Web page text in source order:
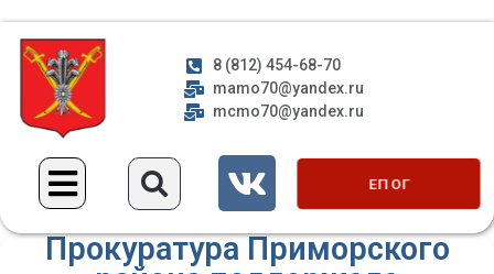
8 (812) 454-68-70
mamo70@yandex.ru
mcmo70@yandex.ru
ЕП ОГ
Прокуратура Приморского